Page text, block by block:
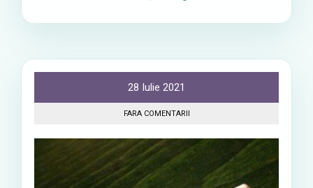
28 Iulie 2021
FARA COMENTARII